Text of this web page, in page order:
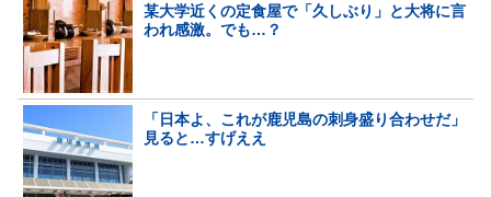
某大学近くの定食屋で「久しぶり」と大将に言
われ感激。でも…？
「日本よ、これが鹿児島の刺身盛り合わせだ」
見ると…すげええ